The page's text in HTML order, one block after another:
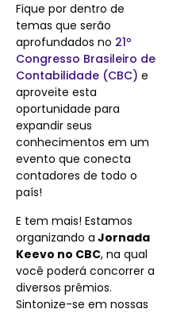
Fique por dentro de
temas que serão
aprofundados no 21º
Congresso Brasileiro de
Contabilidade (CBC) e
aproveite esta
oportunidade para
expandir seus
conhecimentos em um
evento que conecta
contadores de todo o
país!
E tem mais! Estamos
organizando a Jornada
Keevo no CBC, na qual
você poderá concorrer a
diversos prêmios.
Sintonize-se em nossas